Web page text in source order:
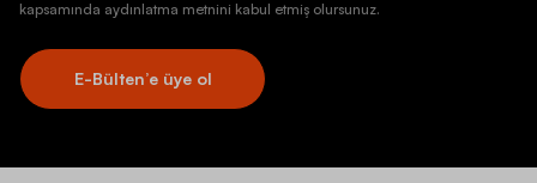
kapsamında aydınlatma metnini kabul etmiş olursunuz.
E-Bülten’e üye ol